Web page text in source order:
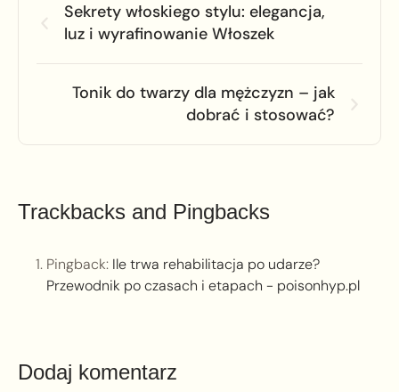
Sekrety włoskiego stylu: elegancja,
luz i wyrafinowanie Włoszek
Tonik do twarzy dla mężczyzn – jak
dobrać i stosować?
Trackbacks and Pingbacks
Pingback: Ile trwa rehabilitacja po udarze?
Przewodnik po czasach i etapach - poisonhyp.pl
Dodaj komentarz